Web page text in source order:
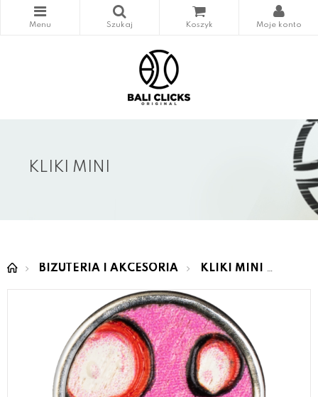
KLIKI MINI
BIŻUTERIA I AKCESORIA KLIKI MINI